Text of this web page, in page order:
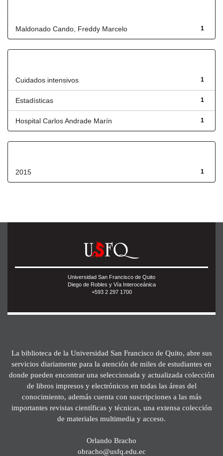
1
Maldonado Cando, Freddy Marcelo
1
Cuidados intensivos
1
Estadísticas
1
Hospital Carlos Andrade Marín
1
2015
Universidad San Francisco de Quito
Diego de Robles y Vía Interoceánica
+593 2 297 1700
La biblioteca de la Universidad San Francisco de Quito, abre sus
servicios diariamente para la atención de miles de estudiantes en
donde pueden encontrar una seleccionada y actualizada colección
de libros impresos y electrónicos en todas las áreas del
conocimiento, además cuenta con suscripciones a las más
importantes revistas científicas y técnicas, una extensa colección
de materiales multimedia y acceso.
Orlando Bracho
obracho@usfq.edu.ec